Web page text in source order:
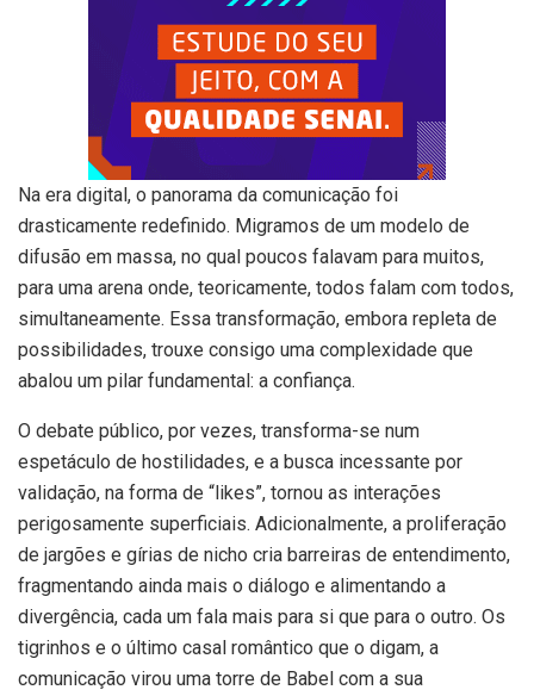
Na era digital, o panorama da comunicação foi
drasticamente redefinido. Migramos de um modelo de
difusão em massa, no qual poucos falavam para muitos,
para uma arena onde, teoricamente, todos falam com todos,
simultaneamente. Essa transformação, embora repleta de
possibilidades, trouxe consigo uma complexidade que
abalou um pilar fundamental: a confiança.
O debate público, por vezes, transforma-se num
espetáculo de hostilidades, e a busca incessante por
validação, na forma de “likes”, tornou as interações
perigosamente superficiais. Adicionalmente, a proliferação
de jargões e gírias de nicho cria barreiras de entendimento,
fragmentando ainda mais o diálogo e alimentando a
divergência, cada um fala mais para si que para o outro. Os
tigrinhos e o último casal romântico que o digam, a
comunicação virou uma torre de Babel com a sua